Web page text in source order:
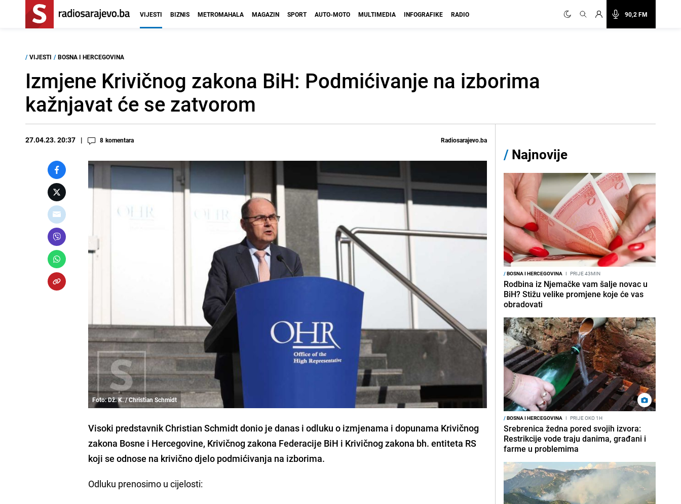
90,2 FM
VIJESTI BIZNIS METROMAHALA MAGAZIN SPORT AUTO-MOTO MULTIMEDIA INFOGRAFIKE RADIO
/ VIJESTI / BOSNA I HERCEGOVINA
Izmjene Krivičnog zakona BiH: Podmićivanje na izborima
kažnjavat će se zatvorom
27.04.23. 20:37 8 komentara Radiosarajevo.ba
Foto: Dž. K. / Christian Schmidt
Visoki predstavnik Christian Schmidt donio je danas i odluku o izmjenama i dopunama Krivičnog
zakona Bosne i Hercegovine, Krivičnog zakona Federacije BiH i Krivičnog zakona bh. entiteta RS
koji se odnose na krivično djelo podmićivanja na izborima.
Odluku prenosimo u cijelosti:
/ Najnovije
/BOSNA I HERCEGOVINA I PRIJE 43MIN
Rodbina iz Njemačke vam šalje novac u
BiH? Stižu velike promjene koje će vas
obradovati
/BOSNA I HERCEGOVINA I PRIJE OKO 1H
Srebrenica žedna pored svojih izvora:
Restrikcije vode traju danima, građani i
farme u problemima